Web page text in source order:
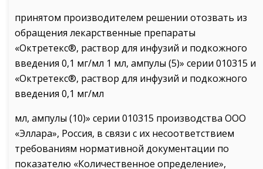
принятом производителем решении отозвать из
обращения лекарственные препараты
«Октретекс®, раствор для инфузий и подкожного
введения 0,1 мг/мл 1 мл, ампулы (5)» серии 010315 и
«Октретекс®, раствор для инфузий и подкожного
введения 0,1 мг/мл
мл, ампулы (10)» серии 010315 производства ООО
«Эллара», Россия, в связи с их несоответствием
требованиям нормативной документации по
показателю «Количественное определение»,